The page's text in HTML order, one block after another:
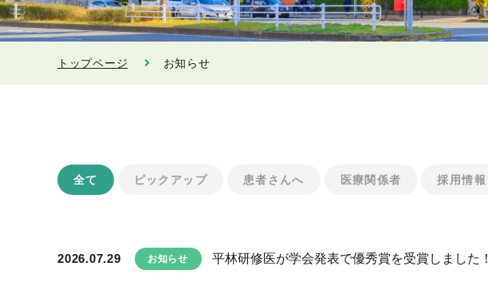
トップページ お知らせ
全て ピックアップ 患者さんへ 医療関係者 採用情報
2026.07.29 お知らせ 平林研修医が学会発表で優秀賞を受賞しました！